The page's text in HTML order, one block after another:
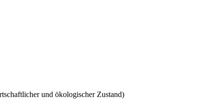
und ökologischer Zustand)